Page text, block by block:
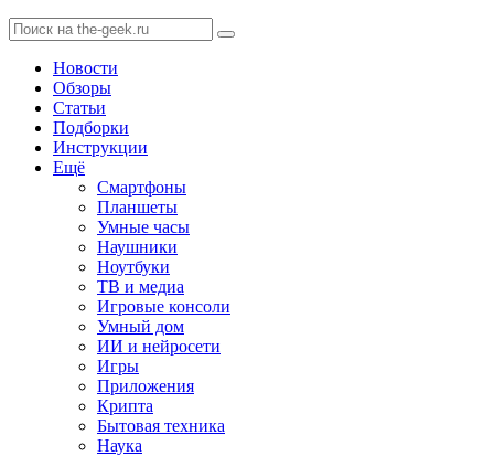
Новости
Обзоры
Статьи
Подборки
Инструкции
Ещё
Смартфоны
Планшеты
Умные часы
Наушники
Ноутбуки
ТВ и медиа
Игровые консоли
Умный дом
ИИ и нейросети
Игры
Приложения
Крипта
Бытовая техника
Наука